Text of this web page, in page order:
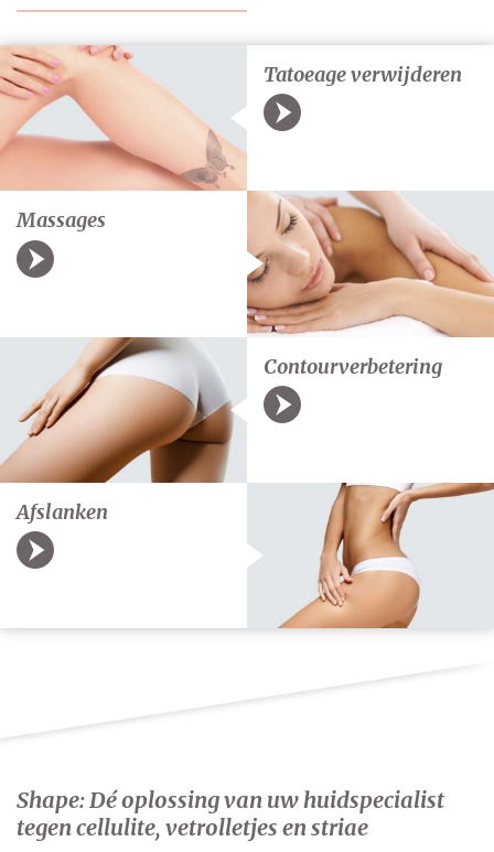
Tatoeage verwijderen
Massages
Contourverbetering
Afslanken
Shape: Dé oplossing van uw huidspecialist
tegen cellulite, vetrolletjes en striae